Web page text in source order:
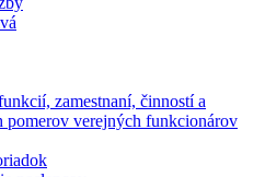
zamestnaní, činností a
pomerov verejných funkcionárov